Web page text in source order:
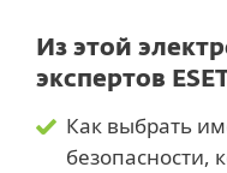
Из этой
экспертов
Как выбрать
безопасности,